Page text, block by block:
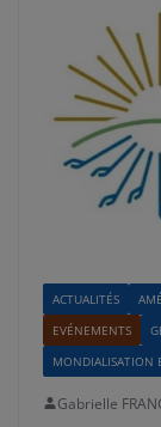
ACTUALITÉS
EVÉNEMENTS
MONDIALISATION
Gabrielle